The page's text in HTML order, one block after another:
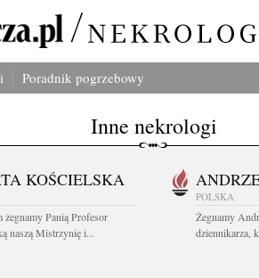
Poradnik pogrzebowy
Inne nekrologi
KOŚCIELSKA
żegnamy Panią Profesor
naszą Mistrzynię i...
POLSKA
Żegnamy
dziennikarza,